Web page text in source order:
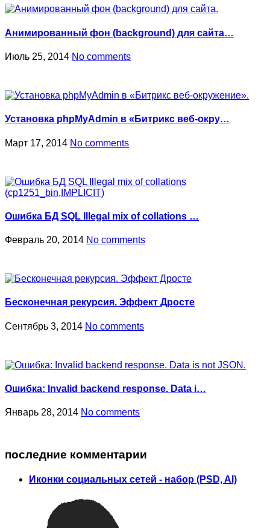
Анимированный фон (background) для сайта…
Июль 25, 2014 No comments
Установка phpMyAdmin в «Битрикс веб-окру…
Март 17, 2014 No comments
Ошибка БД SQL Illegal mix of collations …
Февраль 20, 2014 No comments
Бесконечная рекурсия. Эффект Дросте
Сентябрь 3, 2014 No comments
Ошибка: Invalid backend response. Data i…
Январь 28, 2014 No comments
последние комментарии
Иконки социальных сетей - набор (PSD, AI)